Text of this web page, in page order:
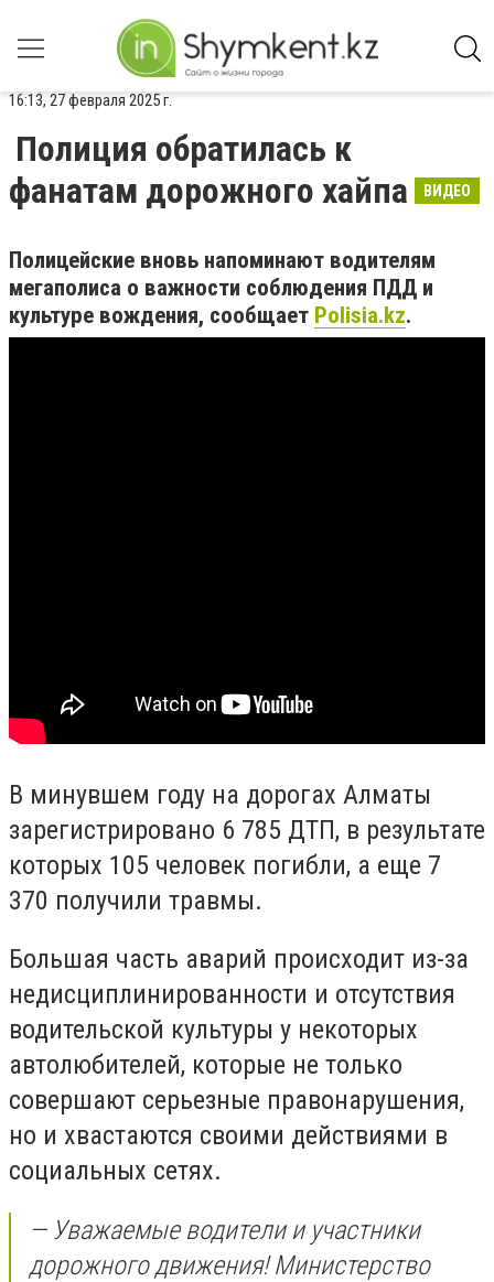
16:13, 27 февраля 2025 г.
Полиция обратилась к
фанатам дорожного хайпа
ВИДЕО
Полицейские вновь напоминают водителям
мегаполиса о важности соблюдения ПДД и
культуре вождения, сообщает Polisia.kz.
В минувшем году на дорогах Алматы
зарегистрировано 6 785 ДТП, в результате
которых 105 человек погибли, а еще 7
370 получили травмы.
Большая часть аварий происходит из-за
недисциплинированности и отсутствия
водительской культуры у некоторых
автолюбителей, которые не только
совершают серьезные правонарушения,
но и хвастаются своими действиями в
социальных сетях.
— Уважаемые водители и участники
дорожного движения! Министерство